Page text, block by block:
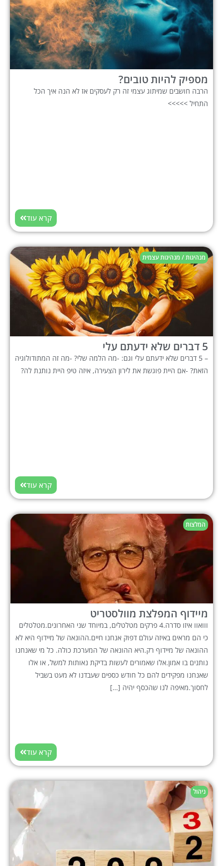
מספיק להיות טובים?
הרבה חושבים שמיתוג עצמי זה רק לעסקים אז לא הנה איך הכל
התחיל >>>>>
קרא עוד
מנהיגות / מנהיגות עצמית
5 דברים שלא ידעתם עלי
– 5 דברים שלא ידעתם עלי וגם: -מה הלמה שלי? -מה זה המתודולוגיה
הזאת? -אם היית פוגשת את לירון הצעירה, איזה טיפ היית נותנת לה?
קרא עוד
המלצות
מיידוף המפלצת מוולסטריט
ווואוו איזו סדרה.4 פרקים מטלטלים, במיוחד שני האחרונים.מטלטלים
כי הם מראים באיזה עולם דפוק אנחנו חיים.ההונאה של מיידוף היא לא
ההונאה של מיידוף רק.היא ההונאה של המערכת כולה. כל מי שאנחנו
נותנים בו אמון.אלו שאמורים לעשות בדיקת נאותות למשל, או אלו
שאנחנו מפקידים להם כל חודש כספים שעבדנו לא מעט בשביל
לחסוך.מאיפה לנו שהכסף יהיה […]
קרא עוד
ניהול